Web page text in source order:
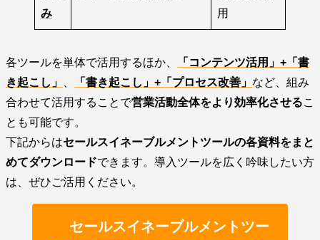
み
用
各ツールを単体で活用するほか、
「コンテンツ活用」+「書
き起こし」
「書き起こし」+「プロセス改善」 など、組み
合わせて活用することで営業活動全体をより効率化させるこ
とも可能です。
下記からはセールスイネーブルメントツールの各資料をまと
めてダウンロードできます。導入ツールを広く吟味したい方
は、ぜひご活用ください。
セールスイネーブルメントツー